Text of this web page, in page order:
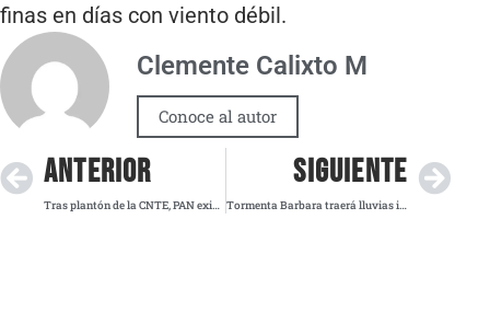
finas en días con viento débil.
Clemente Calixto M
Conoce al autor
ANTERIOR
Tras plantón de la CNTE, PAN exige medidas inmediatas para rescatar a negocios del Zócalo
SIGUIENTE
Tormenta Barbara traerá lluvias intensas, oleaje y calor extremo a México este lunes